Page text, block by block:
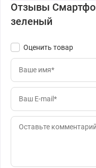
Отзывы
зеленый
Оценить товар